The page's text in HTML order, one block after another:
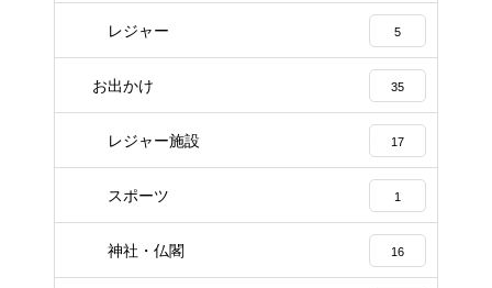
レジャー 5
お出かけ 35
レジャー施設 17
スポーツ 1
神社・仏閣 16